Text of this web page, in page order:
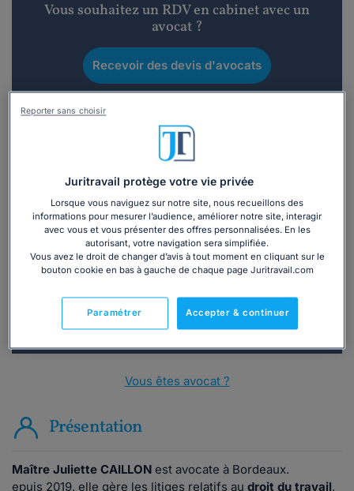
Vous souhaitez un RDV en cabinet avec un
avocat ?
Recevoir des devis d'avocats
Vous souhaitez une consultation par
téléphone ?
Consulter immédiatement
Vous êtes avocat ?
Présentation
Maître Juliette CAILLON est avocate à Bordeaux.
epuis 2019, elle gère les litiges relatifs au droit du travail,
Juritravail protège votre vie privée
Lorsque vous naviguez sur notre site, nous recueillons des
informations pour mesurer l’audience, améliorer notre site, interagir
avec vous et vous présenter des offres personnalisées. En les
autorisant, votre navigation sera simplifiée.
Vous avez le droit de changer d’avis à tout moment en cliquant sur le
bouton cookie en bas à gauche de chaque page Juritravail.com
Accepter & continuer
Paramétrer
Reporter sans choisir